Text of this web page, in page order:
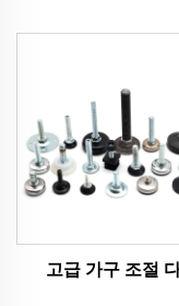
고급 가구 조절